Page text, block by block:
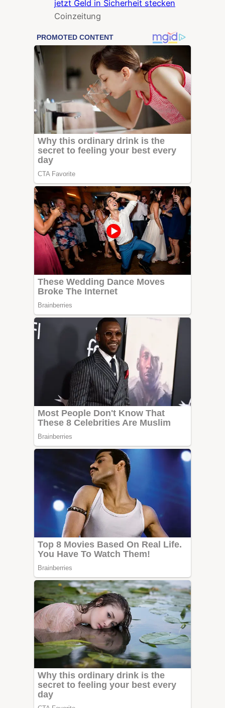
jetzt Geld in Sicherheit stecken
Coinzeitung